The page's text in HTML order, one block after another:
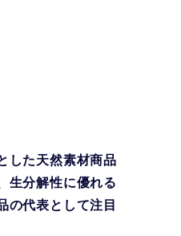
した天然素材商品
生分解性に優れる
の代表として注目